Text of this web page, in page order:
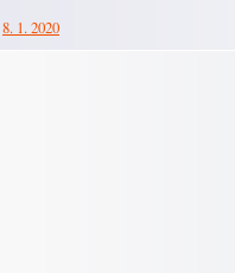
8. 1. 2020